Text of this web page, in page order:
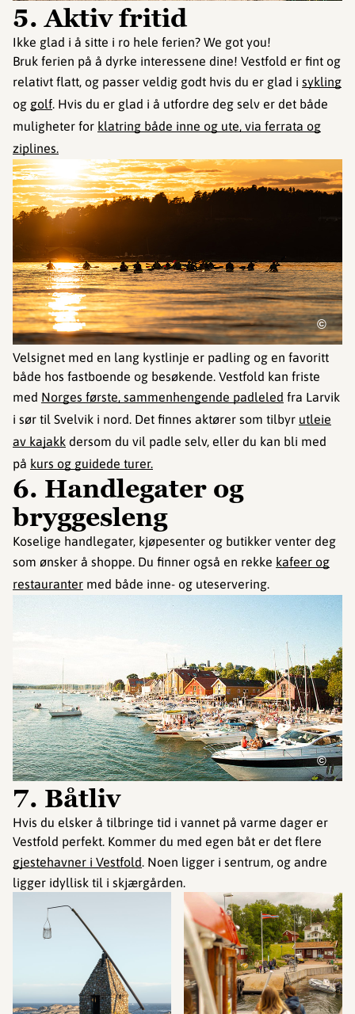
5. Aktiv fritid
Ikke glad i å sitte i ro hele ferien? We got you!
Bruk ferien på å dyrke interessene dine! Vestfold er fint og
relativt flatt, og passer veldig godt hvis du er glad i sykling
og golf. Hvis du er glad i å utfordre deg selv er det både
muligheter for klatring både inne og ute, via ferrata og
ziplines.
©
Velsignet med en lang kystlinje er padling og en favoritt
både hos fastboende og besøkende. Vestfold kan friste
med Norges første, sammenhengende padleled fra Larvik
i sør til Svelvik i nord. Det finnes aktører som tilbyr utleie
av kajakk dersom du vil padle selv, eller du kan bli med
på kurs og guidede turer.
6. Handlegater og
bryggesleng
Koselige handlegater, kjøpesenter og butikker venter deg
som ønsker å shoppe. Du finner også en rekke kafeer og
restauranter med både inne- og uteservering.
©
7. Båtliv
Hvis du elsker å tilbringe tid i vannet på varme dager er
Vestfold perfekt. Kommer du med egen båt er det flere
gjestehavner i Vestfold . Noen ligger i sentrum, og andre
ligger idyllisk til i skjærgården.